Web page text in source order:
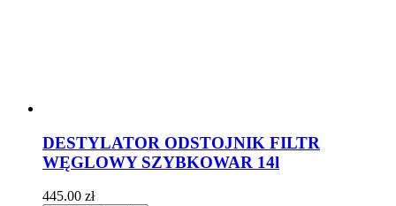
DESTYLATOR ODSTOJNIK FILTR
WĘGLOWY SZYBKOWAR 14l
445.00 zł